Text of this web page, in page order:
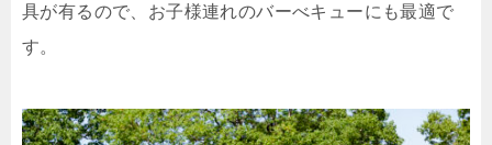
具が有るので、お子様連れのバーべキューにも最適で
す。